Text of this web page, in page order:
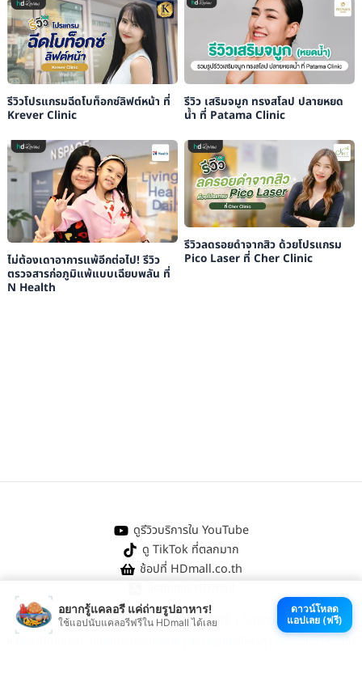
รีวิวโปรแกรมฉีดโบท็อกซ์ลิฟต์หน้า ที่
Krever Clinic
รีวิว เสริมจมูก ทรงสโลป ปลายหยด
น้ำ ที่ Patama Clinic
ไม่ต้องเดาอาการแพ้อีกต่อไป! รีวิว
ตรวจสารก่อภูมิแพ้แบบเฉียบพลัน ที่
N Health
รีวิวลดรอยดำจากสิว ด้วยโปรแกรม
Pico Laser ที่ Cher Clinic
ดูรีวิวบริการใน YouTube
ดู TikTok ที่ตลกมาก
ช้อปที่ HDmall.co.th
@ 2026 HDmall | สงวนลิขสิทธิ์ |
Sitemap
ตรวจสุขภาพทั่วไป
อยากรู้แคลอรี แค่ถ่ายรูปอาหาร!
ใช้แอปนับแคลอรีฟรีใน HDmall ได้เลย
ดาวน์โหลด
แอปเลย (ฟรี)